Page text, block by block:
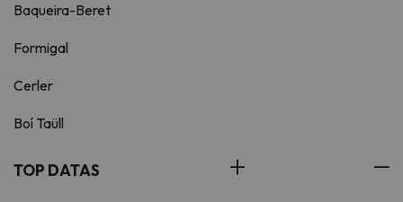
Baqueira-Beret
Formigal
Cerler
Boí Taüll
TOP DATAS